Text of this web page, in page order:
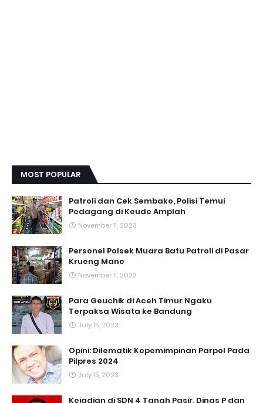
MOST POPULAR
Patroli dan Cek Sembako, Polisi Temui
Pedagang di Keude Amplah
November 11, 2023
Personel Polsek Muara Batu Patroli di Pasar
Krueng Mane
November 11, 2023
Para Geuchik di Aceh Timur Ngaku
Terpaksa Wisata ke Bandung
July 15, 2023
Opini: Dilematik Kepemimpinan Parpol Pada
Pilpres 2024
July 15, 2023
Kejadian di SDN 4 Tanah Pasir, Dinas P dan